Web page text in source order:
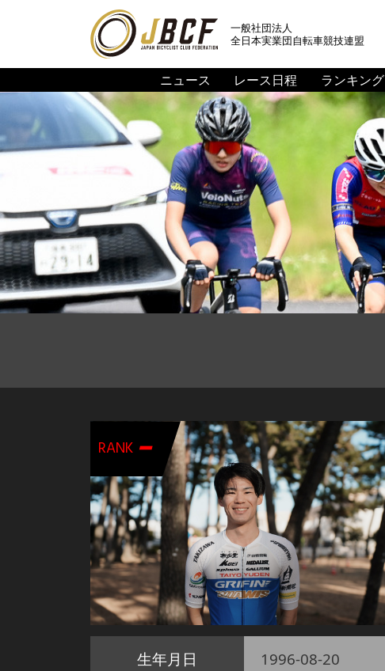
一般社団法人
全日本実業団自転車競技連盟
ニュース レース日程 ランキング
RANK-
生年月日 1996-08-20